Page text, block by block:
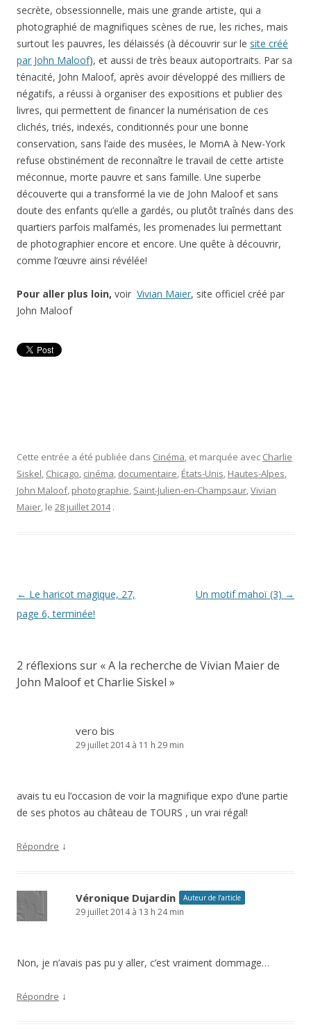
secrète, obsessionnelle, mais une grande artiste, qui a
photographié de magnifiques scènes de rue, les riches, mais
surtout les pauvres, les délaissés (à découvrir sur le site créé
par John Maloof), et aussi de très beaux autoportraits. Par sa
ténacité, John Maloof, après avoir développé des milliers de
négatifs, a réussi à organiser des expositions et publier des
livres, qui permettent de financer la numérisation de ces
clichés, triés, indexés, conditionnés pour une bonne
conservation, sans l’aide des musées, le MomA à New-York
refuse obstinément de reconnaître le travail de cette artiste
méconnue, morte pauvre et sans famille. Une superbe
découverte qui a transformé la vie de John Maloof et sans
doute des enfants qu’elle a gardés, ou plutôt traînés dans des
quartiers parfois malfamés, les promenades lui permettant
de photographier encore et encore. Une quête à découvrir,
comme l’œuvre ainsi révélée!
Pour aller plus loin, voir Vivian Maier, site officiel créé par
John Maloof
Cette entrée a été publiée dans Cinéma, et marquée avec Charlie
Siskel, Chicago, cinéma, documentaire, États-Unis, Hautes-Alpes,
John Maloof, photographie, Saint-Julien-en-Champsaur,Vivian
Maier, le 28 juillet 2014 .
Navigation
des
← Le haricot magique, 27,
page 6, terminée!
Un motif mahoï (3) →
2 réflexions sur «A la recherche de Vivian Maier de
John Maloof et Charlie Siskel »
vero bis
29 juillet 2014 à 11 h 29 min
avais tu eu l’occasion de voir la magnifique expo d’une partie
de ses photos au château de TOURS , un vrai régal!
Répondre ↓
Véronique Dujardin Auteur de l’article
29 juillet 2014 à 13 h 24 min
Non, je n’avais pas pu y aller, c’est vraiment dommage…
Répondre ↓